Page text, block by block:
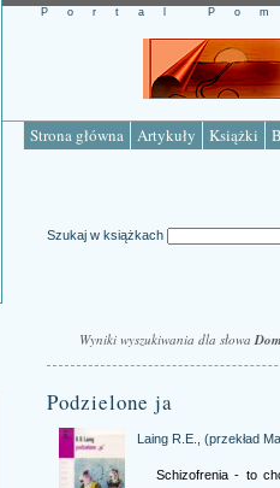
Strona główna Artykuły Książki
Portal
Szukaj w książkach
Wyniki wyszukiwania dla słowa
Podzielone ja
Laing R.E., (przekład
Schizofrenia - to